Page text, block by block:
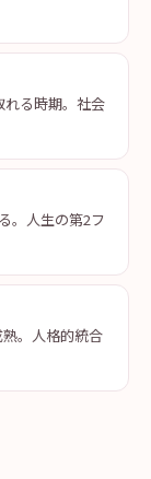
る時期。社会
。人生の第2フ
。人格的統合